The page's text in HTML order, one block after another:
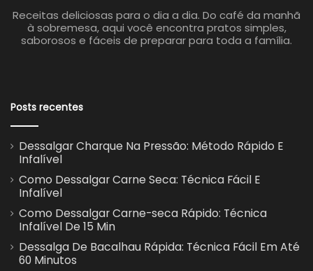
Receitas deliciosas para o dia a dia. Do café da manhã
à sobremesa, aqui você encontra pratos simples,
saborosos e fáceis de preparar para toda a família.
Posts recentes
Dessalgar Charque Na Pressão: Método Rápido E
Infalível
Como Dessalgar Carne Seca: Técnica Fácil E
Infalível
Como Dessalgar Carne-seca Rápido: Técnica
Infalível De 15 Min
Dessalga De Bacalhau Rápida: Técnica Fácil Em Até
60 Minutos